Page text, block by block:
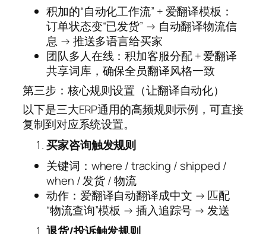
积加的“自动化工作流” + 爱翻译模板：
订单状态变“已发货” → 自动翻译物流信
息 → 推送多语言给买家
团队多人在线：积加客服分配 + 爱翻译
共享词库，确保全员翻译风格一致
第三步：核心规则设置（让翻译自动化）
以下是三大ERP通用的高频规则示例，可直接
复制到对应系统设置。
买家咨询触发规则
关键词：where / tracking / shipped /
when / 发货 / 物流
动作：爱翻译自动翻译成中文 → 匹配
“物流查询”模板 → 插入追踪号 → 发送
退货/投诉触发规则